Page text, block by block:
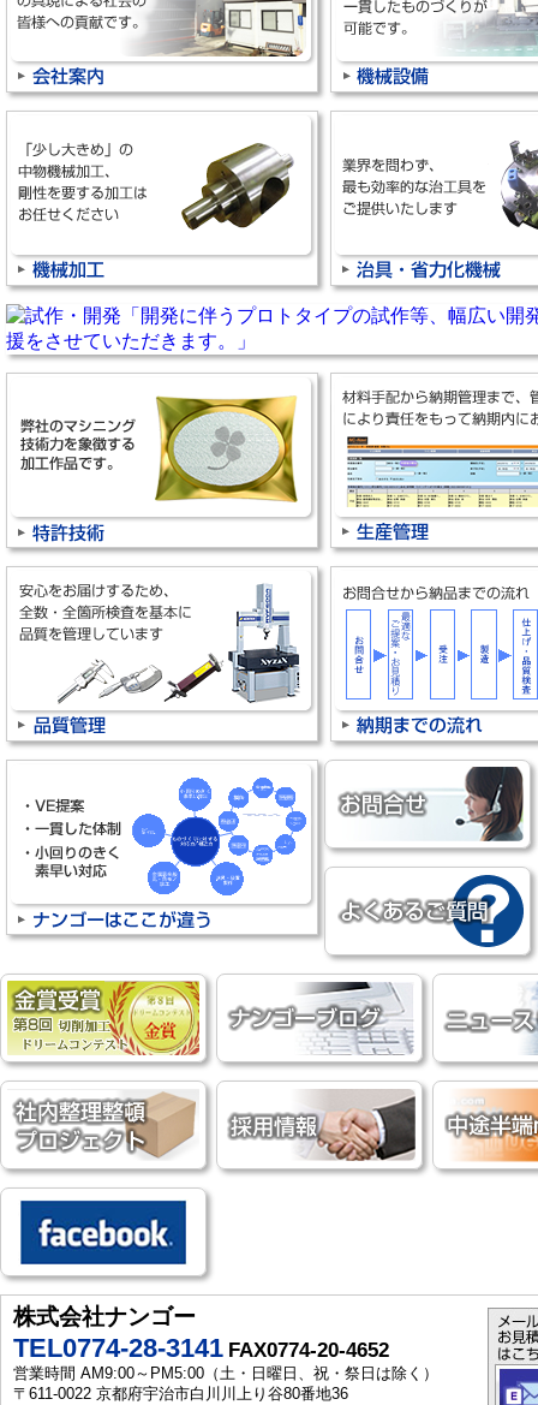
株式会社ナンゴー
TEL0774-28-3141 FAX0774-20-4652
営業時間 AM9:00～PM5:00（土・日曜日、祝・祭日は除く）
〒611-0022 京都府宇治市白川川上り谷80番地36